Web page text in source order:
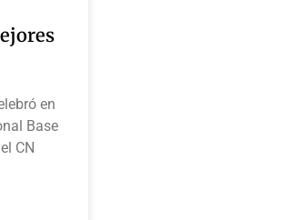
en
Base
CN